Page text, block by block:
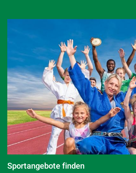
Sportangebote finden